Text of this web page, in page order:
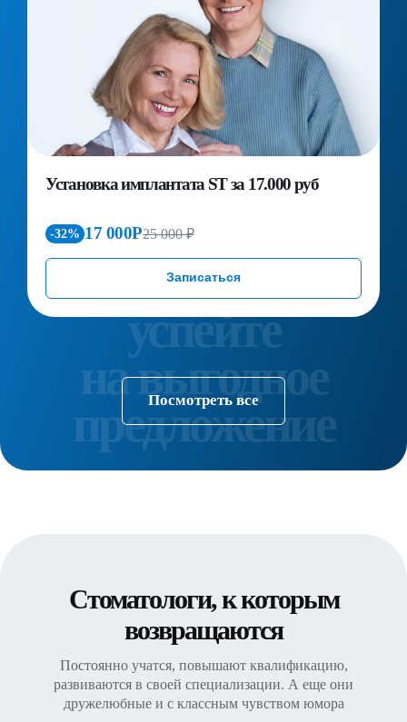
Установка имплантата ST за 17.000 руб
-32% 17 000Р25 000 ₽
Записаться
Посмотреть все
Стоматологи, к которым
возвращаются
Постоянно учатся, повышают квалификацию,
развиваются в своей специализации. А еще они
дружелюбные и с классным чувством юмора